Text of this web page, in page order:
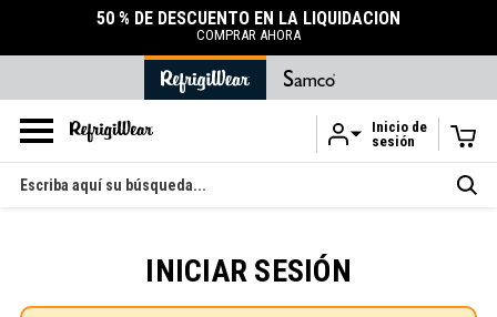
Ir al contenido principal
50 % DE DESCUENTO EN LA LIQUIDACIÓN
COMPRAR AHORA
Inicio de
sesión
Buscar
en
INICIAR SESIÓN